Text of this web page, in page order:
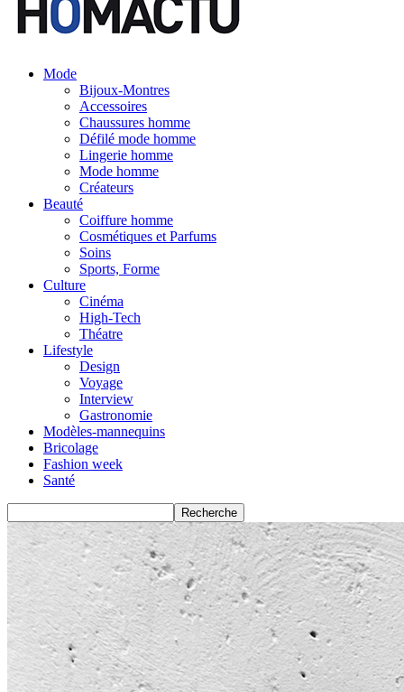
Mode
Bijoux-Montres
Accessoires
Chaussures homme
Défilé mode homme
Lingerie homme
Mode homme
Créateurs
Beauté
Coiffure homme
Cosmétiques et Parfums
Soins
Sports, Forme
Culture
Cinéma
High-Tech
Théatre
Lifestyle
Design
Voyage
Interview
Gastronomie
Modèles-mannequins
Bricolage
Fashion week
Santé